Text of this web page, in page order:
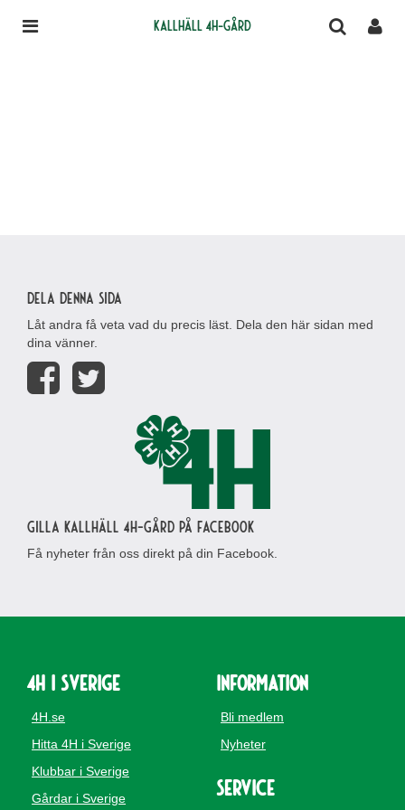
Kallhäll 4H-gård
Dela denna sida
Låt andra få veta vad du precis läst. Dela den här sidan med
dina vänner.
Gilla Kallhäll 4H-gård på Facebook
Få nyheter från oss direkt på din Facebook.
4H i Sverige
4H.se
Hitta 4H i Sverige
Klubbar i Sverige
Gårdar i Sverige
Information
Bli medlem
Nyheter
Service